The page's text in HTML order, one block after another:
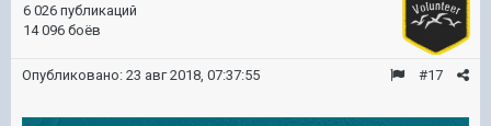
6 026 публикаций
14 096 боёв
#17
Опубликовано: 23 авг 2018, 07:37:55